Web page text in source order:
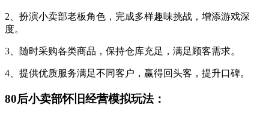
2、扮演小卖部老板角色，完成多样趣味挑战，增添游戏深
度。
3、随时采购各类商品，保持仓库充足，满足顾客需求。
4、提供优质服务满足不同客户，赢得回头客，提升口碑。
80后小卖部怀旧经营模拟玩法：